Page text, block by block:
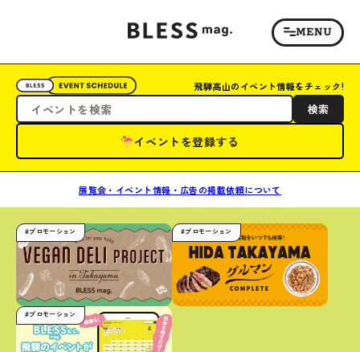
飛騨高山のイベント情報をチェック!
検索
イベントを登録する
展覧会・イベント情報・広告の掲載依頼について
#プロモーション #プロモーション
#プロモーション